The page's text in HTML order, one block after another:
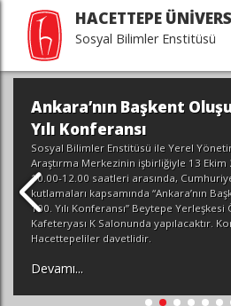
HACETTEPE
Sosyal Bilimler Enstitüsü
Ankara’nın Başkent
Yılı Konferansı
Sosyal Bilimler Enstitüsü ile Yerel
Araştırma Merkezinin işbirliğiyle 13
10.00-12.00 saatleri arasında,
kutlamaları kapsamında “Ankara’nın
100. Yılı Konferansı” Beytepe
Kafeteryası K Salonunda yapılacaktır.
Hacettepeliler davetlidir.
Devamı...